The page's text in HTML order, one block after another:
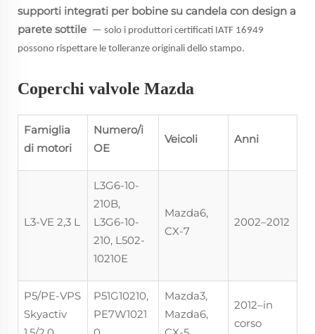
supporti integrati per bobine su candela con design a
parete sottile — solo i produttori certificati IATF 16949
possono rispettare le tolleranze originali dello stampo.
Coperchi valvole Mazda
Famiglia
di motori
Numero/i
OE
Veicoli Anni
L3-VE 2,3 L
L3G6-10-
210B,
L3G6-10-
210, L502-
10210E
Mazda6,
CX-7
2002–2012
P5/PE-VPS
Skyactiv
P51G10210,
PE7W1021
Mazda3,
Mazda6,
2012–in
corso